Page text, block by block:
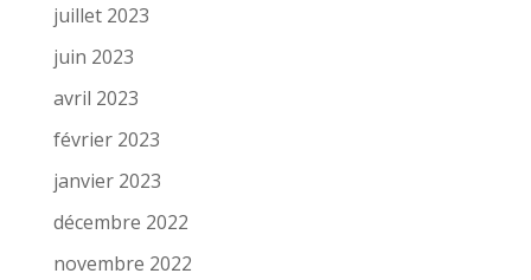
juillet 2023
juin 2023
avril 2023
février 2023
janvier 2023
décembre 2022
novembre 2022